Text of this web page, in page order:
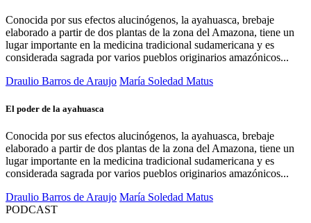
Conocida por sus efectos alucinógenos, la ayahuasca, brebaje
elaborado a partir de dos plantas de la zona del Amazona, tiene un
lugar importante en la medicina tradicional sudamericana y es
considerada sagrada por varios pueblos originarios amazónicos...
Draulio Barros de Araujo María Soledad Matus
El poder de la ayahuasca
Conocida por sus efectos alucinógenos, la ayahuasca, brebaje
elaborado a partir de dos plantas de la zona del Amazona, tiene un
lugar importante en la medicina tradicional sudamericana y es
considerada sagrada por varios pueblos originarios amazónicos...
Draulio Barros de Araujo María Soledad Matus
PODCAST